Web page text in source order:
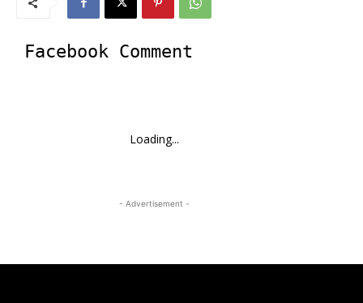
Facebook Comment
Loading...
- Advertisement -